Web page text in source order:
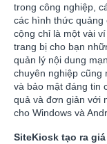
trong công nghiệp,
các hình thức quảng
cộng chỉ là một vài
trang bị cho bạn
quản lý nội dung
chuyên nghiệp cũng
và bảo mật đáng tin
quả và đơn giản với
cho Windows và
SiteKiosk tạo ra